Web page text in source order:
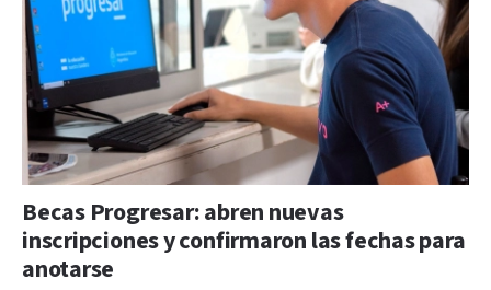
Becas Progresar: abren nuevas
inscripciones y confirmaron las fechas para
anotarse